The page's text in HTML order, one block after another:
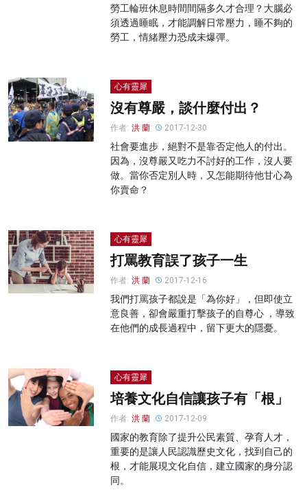
勞工輪班休息時間間隔多久才合理？大腦必
須透過睡眠，才能調解日常壓力，睡不夠的
勞工，情緒壓力恐成未爆彈。
心有靈犀
沒有尊嚴，談什麼付出？
作者: 洪 蘭 2017-12-30
社會要進步，絕對不是靠否定他人的付出。
因為，沒尊嚴又吃力不討好的工作，沒人要
做。當你否定別人時，又怎能期待他甘心為
你賣命？
心有靈犀
打罵教育誤了孩子一生
作者: 洪 蘭 2017-12-16
我們打罵孩子都說是「為你好」，但即使立
意良善，卻會嚴重打擊孩子的自尊心 ，導致
在他們的成長過程中，留下更大的隱憂。
心有靈犀
培養文化自信讓孩子有「根」
作者: 洪 蘭 2017-12-09
國家的教育除了提升公民素質、孕育人才，
重要的是讓人民認識歷史文化，找到自己的
根，才能展現文化自信，建立國家的身分認
同。